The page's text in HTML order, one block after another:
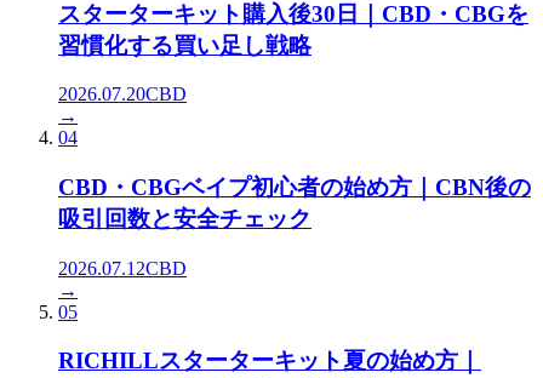
スターターキット購入後30日｜CBD・CBGを
習慣化する買い足し戦略
2026.07.20CBD
→
04
CBD・CBGベイプ初心者の始め方｜CBN後の
吸引回数と安全チェック
2026.07.12CBD
→
05
RICHILLスターターキット夏の始め方｜